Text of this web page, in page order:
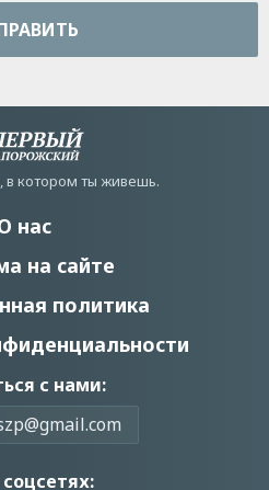
в котором ты живешь.
нас
на сайте
политика
с нами: